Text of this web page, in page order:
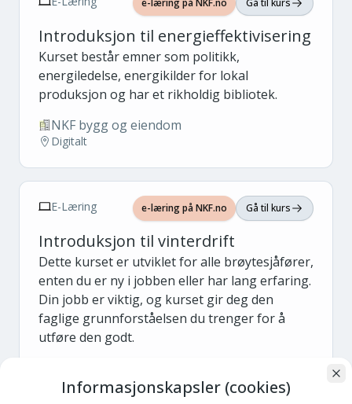
e-læring på NKF.no Gå til kurs
Introduksjon til energieffektivisering
Kurset består emner som politikk,
energiledelse, energikilder for lokal
produksjon og har et rikholdig bibliotek.
NKF bygg og eiendom
Digitalt
E-Læring e-læring på NKF.no Gå til kurs
Introduksjon til vinterdrift
Dette kurset er utviklet for alle brøytesjåfører,
enten du er ny i jobben eller har lang erfaring.
Din jobb er viktig, og kurset gir deg den
faglige grunnforståelsen du trenger for å
utføre den godt.
Digitalt
Informasjonskapsler (cookies)